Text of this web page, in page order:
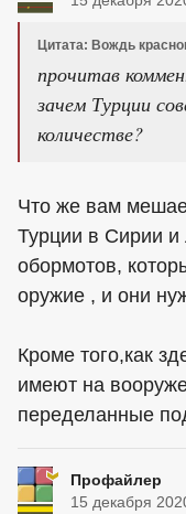
Цитата: Вождь
прочитав
зачем Турции
количестве?
Что же вам
Турции в Сирии и
обормотов,
оружие , и они
Кроме того,как
имеют на
переделанные
Профайлер
15 декабря